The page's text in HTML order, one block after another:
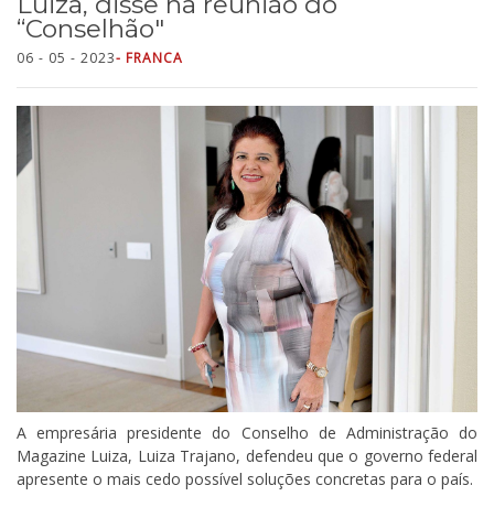
“Conselhão"
06 - 05 - 2023- FRANCA
A empresária presidente do Conselho de Administração do
Magazine Luiza, Luiza Trajano, defendeu que o governo federal
apresente o mais cedo possível soluções concretas para o país.